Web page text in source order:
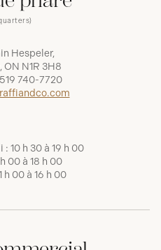
Hespeler,
N1R 3H8
519 740-7720
: 10 h 30 à 19 h 00
00 à 18 h 00
h 00 à 16 h 00